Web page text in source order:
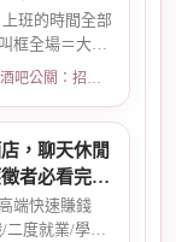
班的時間全部
框全場＝大框
多少...
件與工作環境介紹 · 2026-03-26
，聊天休閒
者必看完整
端快速賺錢
二度就業/學生